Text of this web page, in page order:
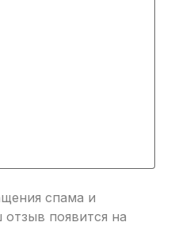
спама и
появится на